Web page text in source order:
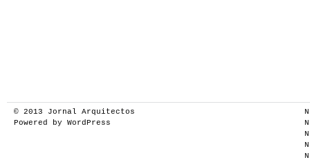
© 2013 Jornal Arquitectos
Powered by WordPress